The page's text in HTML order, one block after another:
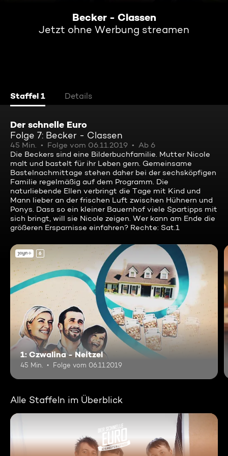
Becker - Classen
Jetzt ohne Werbung streamen
Staffel 1 Details
Der schnelle Euro
Folge 7: Becker - Classen
45 Min. Folge vom 06.11.2019
Ab 6
Die Beckers sind eine Bilderbuchfamilie. Mutter Nicole
malt und bastelt für ihr Leben gern. Gemeinsame
Bastelnachmittage stehen daher bei der sechsköpfigen
Familie regelmäßig auf dem Programm. Die
naturliebende Ellen verbringt die Tage mit Kind und
Mann lieber an der frischen Luft zwischen Hühnern und
Ponys. Dass so ein kleiner Bauernhof viele Spartipps mit
sich bringt, will sie Nicole zeigen. Wer kann am Ende die
größeren Ersparnisse einfahren? Rechte: Sat.1
6
1: Czwalina - Neitzel
45 Min. Folge vom 06.11.2019
Alle Staffeln im Überblick